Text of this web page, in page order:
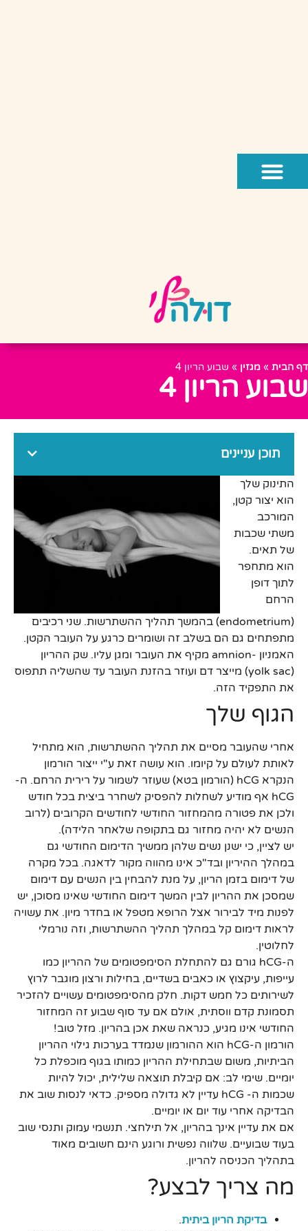
דף הבית » מגזין » שבוע הריון 4
שבוע הריון 4
תוכן עניינים
התינוק שלך
הוא יצור קטן,
המורכב
משתי שכבות
של תאים.
הוא מתחפר
לתוך דופן
הרחם
(endometrium) בהמשך תהליך ההשתרשות. שני רכיבים
מתפתחים גם הם בשלב זה ושומרים כרגע על העובר הקטן.
האמניון -amnion מקיף את העובר ומגן עליו. שק ההריון
(yolk sac) מייצר דם ועוזר בהזנת העובר עד שהשליה תתפוס
את התפקיד הזה.
הגוף שלך
אחרי שהעובר מסיים את תהליך ההשתרשות, הוא מתחיל
לאותת לעולם על קיומו. הוא עושה זאת ע"י ייצור הורמון
הנקרא hCG (הורמון בטא) שעוזר לשמור על רירית הרחם. ה-
hCG אף מודיע לשחלות להפסיק לשחרר ביצית בכל חודש
ולכן את פטורה מהמחזור החודשי לחודשים הקרובים (לרוב
הנשים לא יהיה מחזור גם בתקופה שלאחר הלידה).
יש לציין, כי ישנן נשים שלהן ממשיך הדימום החודשי גם
במהלך ההיריון ובד"כ אינו מהווה מקור לדאגה. בכל מקרה
של דימום בזמן הריון, על מנת להבחין בין הנשים עם דימום
שמסכן את ההריון לבין המשך דימום החודשי שאינו מסוכן, יש
לפנות מיד לבירור אצל הרופא מטפל או בחדר מיון. את עשויה
לראות דימום קל במהלך תהליך ההשתרשות, וזה נורמלי
לחלוטין.
ה-hCG גורם גם להתחלת הסימפטומים של ההריון כמו
עייפות, עיקצוץ או כאבים בשדיים, בחילות ורצון מוגבר לרוץ
לשירותים כל חמש דקות. חלק מהסימפטומים עשויים להזכיר
תסמונת קדם ווסתית, אולם אם עד סוף שבוע זה המחזור
החודשי אינו מגיע, כנראה שאת אכן בהריון. מזל טוב!
הורמון ה-hCG הוא ההורמון שנמדד בערכות גילוי ההריון
הביתיות, משום שבתחילת ההריון כמותו בגוף מוכפלת כל
יומיים. שימי לב: אם קיבלת תוצאה שלילית, יכול להיות
שכמות ה- hCG עדיין לא גדולה מספיק. כדאי לנסות שוב את
הבדיקה אחרי עוד יום או יומיים.
אם את עדיין אינך בהריון, אל תילחצי. תנשמי עמוק ותנסי שוב
בעוד שבועיים. שלווה נפשית ורוגע הינם חשובים מאוד
בתהליך הכניסה להריון.
מה צריך לבצע?
בדיקת הריון ביתית.